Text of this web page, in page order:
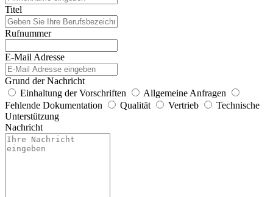
Titel
Rufnummer
E-Mail Adresse
Grund der Nachricht
Einhaltung der Vorschriften
Allgemeine Anfragen
Fehlende Dokumentation
Qualität Vertrieb
Technische
Unterstützung
Nachricht